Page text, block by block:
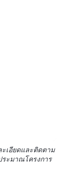
เอียดและติดตาม
ระมาณโครงการ